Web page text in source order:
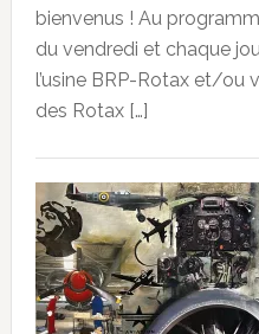
bienvenus ! Au
du vendredi et chaque
l’usine BRP-Rotax et/
des Rotax […]